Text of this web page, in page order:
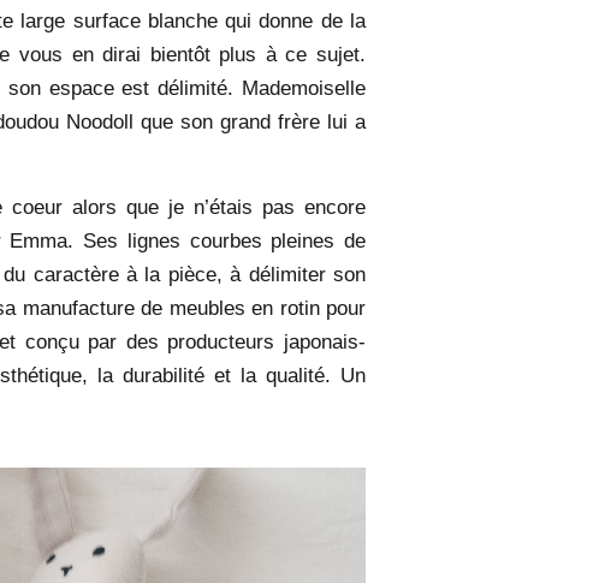
large surface blanche qui donne de la
vous en dirai bientôt plus à ce sujet.
espace est délimité. Mademoiselle
Noodoll que son grand frère lui a
alors que je n’étais pas encore
Ses lignes courbes pleines de
caractère à la pièce, à délimiter son
manufacture de meubles en rotin pour
conçu par des producteurs japonais-
la durabilité et la qualité. Un